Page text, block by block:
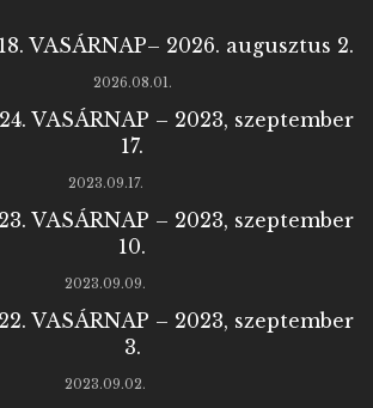
VASÁRNAP– 2026. augusztus 2.
2026.08.01.
VASÁRNAP – 2023, szeptember
17.
2023.09.17.
VASÁRNAP – 2023, szeptember
10.
2023.09.09.
VASÁRNAP – 2023, szeptember
3.
2023.09.02.